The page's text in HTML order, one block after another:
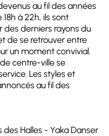
au fil des années
à 22h, ils sont
des derniers rayons du
de se retrouver entre
un moment convivial.
centre-ville se
Les styles et
au fil des
des Halles - Yaka Danser